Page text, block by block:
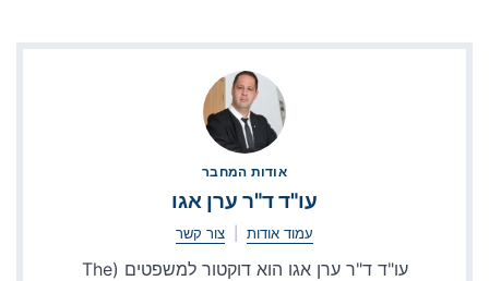
אודות המחבר
עו"ד ד"ר ערן אגו
עמוד אודות צור קשר
עו"ד ד"ר ערן אגו הוא דוקטור למשפטים (The